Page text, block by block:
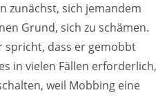
zunächst, sich jemandem
Grund, sich zu schämen.
spricht, dass er gemobbt
in vielen Fällen erforderlich,
weil Mobbing eine